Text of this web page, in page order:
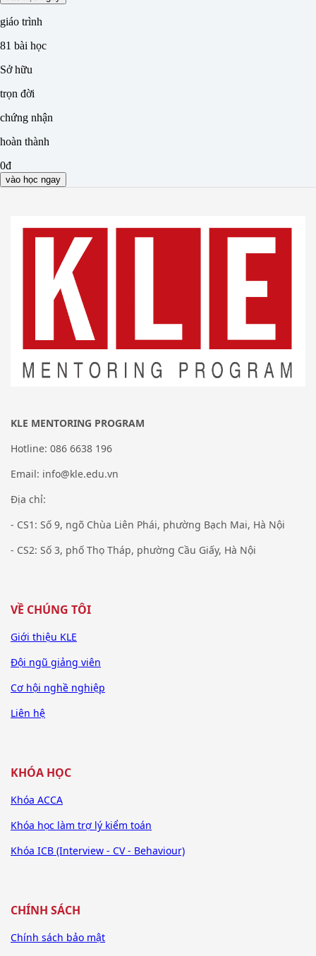
giáo trình
81 bài học
Sở hữu
trọn đời
chứng nhận
hoàn thành
0đ
vào học ngay
KLE MENTORING PROGRAM
Hotline: 086 6638 196
Email: info@kle.edu.vn
Địa chỉ:
- CS1: Số 9, ngõ Chùa Liên Phái, phường Bạch Mai, Hà Nội
- CS2: Số 3, phố Thọ Tháp, phường Cầu Giấy, Hà Nội
VỀ CHÚNG TÔI
Giới thiệu KLE
Đội ngũ giảng viên
Cơ hội nghề nghiệp
Liên hệ
KHÓA HỌC
Khóa ACCA
Khóa học làm trợ lý kiểm toán
Khóa ICB (Interview - CV - Behaviour)
CHÍNH SÁCH
Chính sách bảo mật